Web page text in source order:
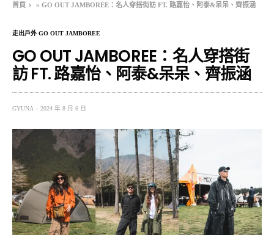
首頁 »GO OUT JAMBOREE：名人穿搭街訪 FT. 路嘉怡、阿泰&呆呆、齊振涵
走出戶外 GO OUT JAMBOREE
GO OUT JAMBOREE：名人穿搭街
訪 FT. 路嘉怡、阿泰&呆呆、齊振涵
GYUNA 2024 年 8 月 6 日